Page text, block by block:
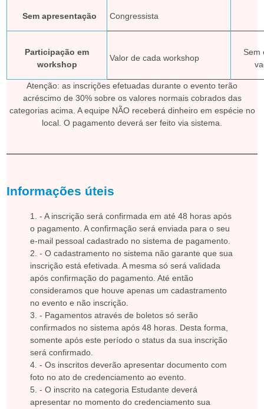
Sem apresentação Congressista
Participação em
workshop
Valor de cada workshop
Sem
Atenção: as inscrições efetuadas durante o evento terão
acréscimo de 30% sobre os valores normais cobrados das
categorias acima. A equipe NÃO receberá dinheiro em espécie no
local. O pagamento deverá ser feito via sistema.
Informações úteis
- A inscrição será confirmada em até 48 horas após
o pagamento. A confirmação será enviada para o seu
e-mail pessoal cadastrado no sistema de pagamento.
- O cadastramento no sistema não garante que sua
inscrição está efetivada. A mesma só será validada
após confirmação do pagamento. Até então
consideramos que houve apenas um cadastramento
no evento e não inscrição.
- Pagamentos através de boletos só serão
confirmados no sistema após 48 horas. Desta forma,
somente após este período o status da sua inscrição
será confirmado.
- Os inscritos deverão apresentar documento com
foto no ato de credenciamento ao evento.
- O inscrito na categoria Estudante deverá
apresentar no momento do credenciamento sua